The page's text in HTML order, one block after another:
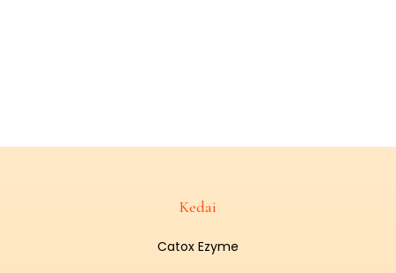
Kedai
Catox Ezyme